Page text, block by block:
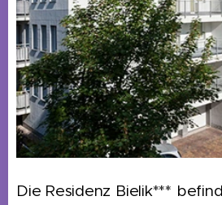
Die Residenz Bielik***